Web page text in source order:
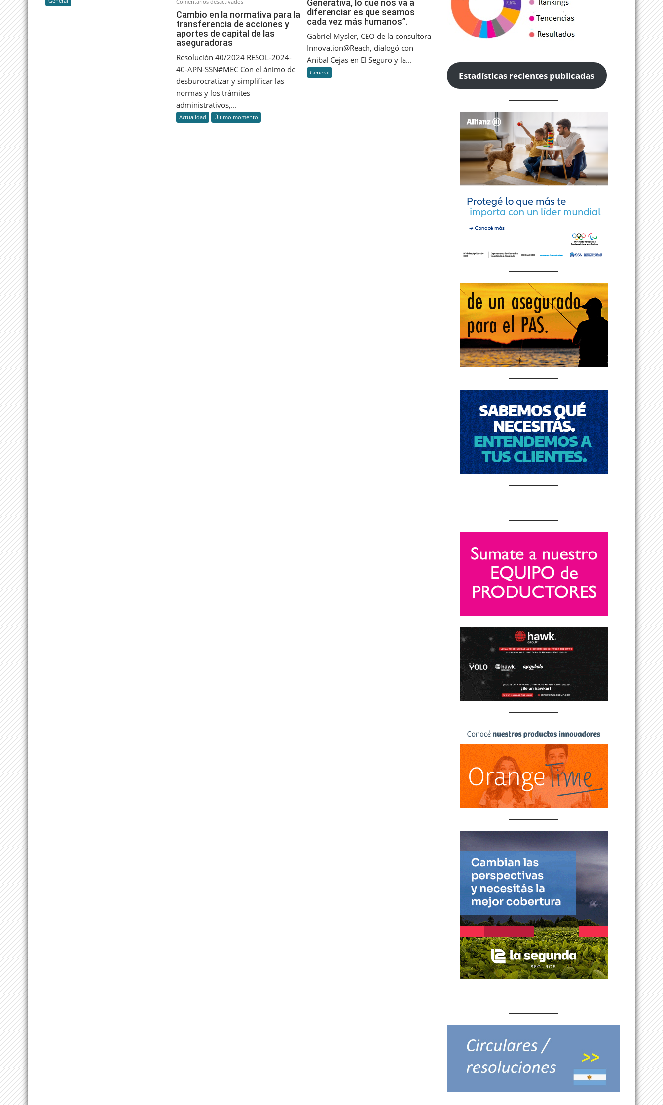
Comentarios desactivados
Cambio
en
la
para
la
transferencia
aportes
Cambio en la normativa para la
transferencia de acciones y
aportes de capital de las
aseguradoras
Resolución 40/2024 RESOL-2024-
40-APN-SSN#MEC Con el ánimo de
desburocratizar y simplificar las
normas y los trámites
administrativos,...
Actualidad Último momento
“En
tiempos
de
la
IA
Generativa,
lo
Generativa, lo que nos va a
diferenciar es que seamos
cada vez más humanos”.
Gabriel Mysler, CEO de la consultora
Innovation@Reach, dialogó con
Anibal Cejas en El Seguro y la...
General Estadísticas recientes publicadas